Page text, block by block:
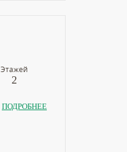
Этажей
2
ПОДРОБНЕЕ